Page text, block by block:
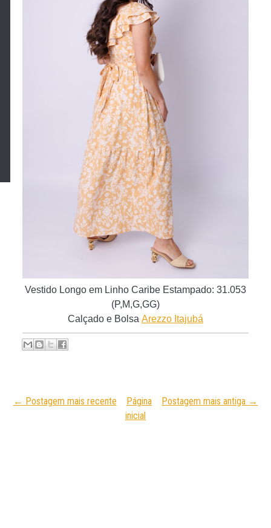
Vestido Longo em Linho Caribe Estampado: 31.053
(P,M,G,GG)
Calçado e Bolsa Arezzo Itajubá
← Postagem mais recente Postagem mais antiga →
Página
inicial